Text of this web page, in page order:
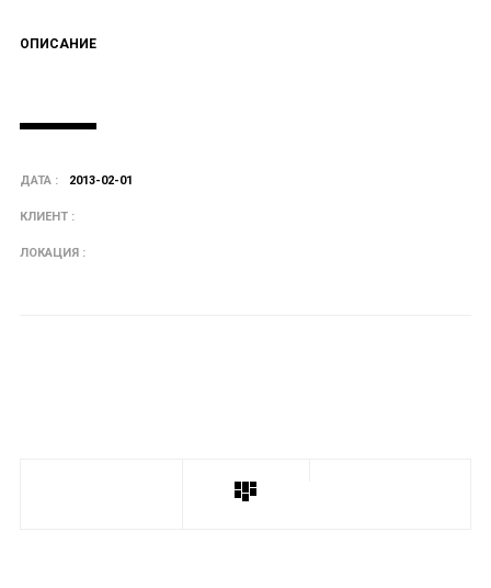
ОПИСАНИЕ
ДАТА : 2013-02-01
КЛИЕНТ :
ЛОКАЦИЯ :